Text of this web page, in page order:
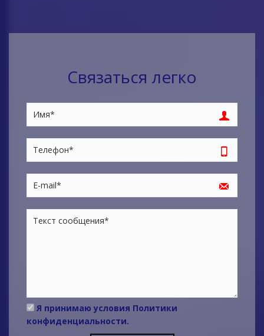
Связаться легко
Я принимаю условия Политики
конфиденциальности.